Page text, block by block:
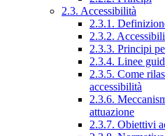
2.3. Accessibilità
2.3.1.
2.3.2.
2.3.3. Principi
2.3.4. Linee
2.3.5. Come
accessibilità
2.3.6.
attuazione
2.3.7. Obiettivi